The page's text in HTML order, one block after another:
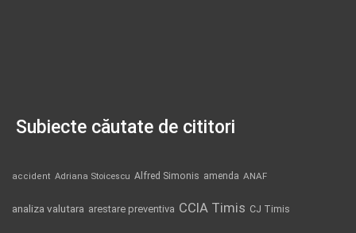
Subiecte căutate de cititori
accident Adriana Stoicescu Alfred Simonis amenda ANAF
analiza valutara arestare preventiva CCIA Timis CJ Timis